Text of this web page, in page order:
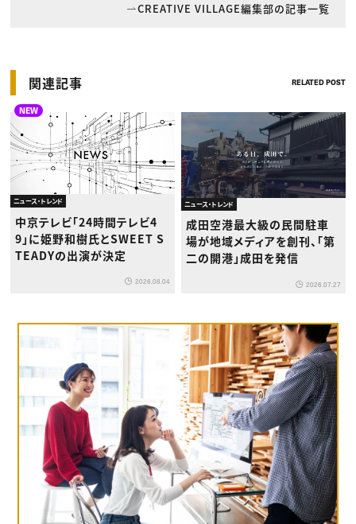
CREATIVE VILLAGE編集部の記事一覧
関連記事 RELATED POST
NEW
ニュース・トレンド
中京テレビ「24時間テレビ4
9」に姫野和樹氏とSWEET S
TEADYの出演が決定
2026.08.04
ニュース・トレンド
成田空港最大級の民間駐車
場が地域メディアを創刊、「第
二の開港」成田を発信
2026.07.27